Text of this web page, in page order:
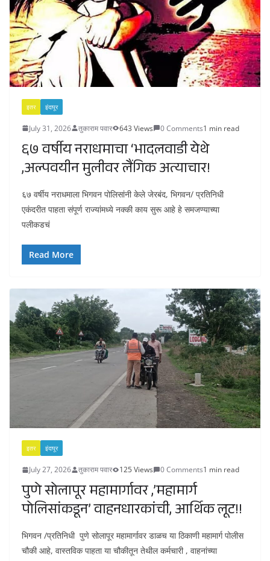
इतर इंदापूर
July 31, 2026 तुकाराम पवार 643 Views 0 Comments1 min read
६७ वर्षीय नराधमाचा ‘भादलवाडी येथे
,अल्पवयीन मुलीवर लैंगिक अत्याचार!
६७ वर्षीय नराधमाला भिगवन पोलिसांनी केले जेरबंद, भिगवन/ प्रतिनिधी
एकंदरीत पाहता संपूर्ण राज्यांमध्ये नक्की काय सुरू आहे हे समजण्याच्या
पलीकडचं
Read More
इतर इंदापूर
July 27, 2026 तुकाराम पवार 125 Views 0 Comments1 min read
पुणे सोलापूर महामार्गावर ,’महामार्ग
पोलिसांकडून’ वाहनधारकांची, आर्थिक लूट!!
भिगवन /प्रतिनिधी पुणे सोलापूर महामार्गावर डाळच या ठिकाणी महामार्ग पोलीस
चौकी आहे, वास्तविक पाहता या चौकीतून तेथील कर्मचारी , वाहनांच्या